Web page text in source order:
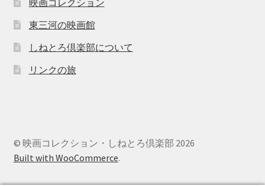
映画コレクション
東三河の映画館
しねとろ倶楽部について
リンクの旅
© 映画コレクション・しねとろ倶楽部 2026
Built with WooCommerce.